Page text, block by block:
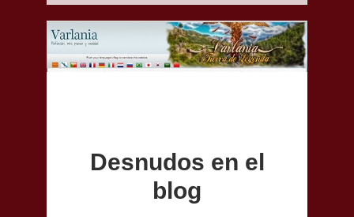
Desnudos en el
blog